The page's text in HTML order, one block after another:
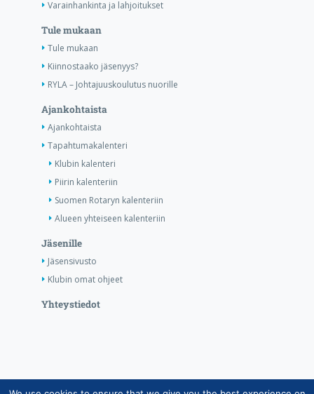
Varainhankinta ja lahjoitukset
Tule mukaan
Tule mukaan
Kiinnostaako jäsenyys?
RYLA – Johtajuuskoulutus nuorille
Ajankohtaista
Ajankohtaista
Tapahtumakalenteri
Klubin kalenteri
Piirin kalenteriin
Suomen Rotaryn kalenteriin
Alueen yhteiseen kalenteriin
Jäsenille
Jäsensivusto
Klubin omat ohjeet
Yhteystiedot